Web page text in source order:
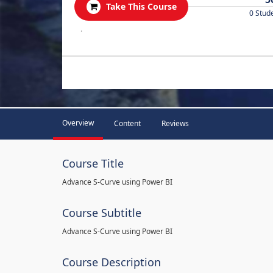
Take This Course
0
.
Overview Content Reviews
Course Title
Advance S-Curve using Power BI
Course Subtitle
Advance S-Curve using Power BI
Course Description